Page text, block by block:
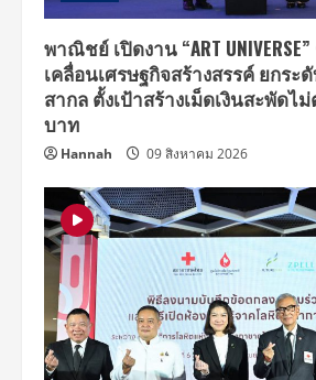
พาณิชย์ เปิดงาน “ART
เคลื่อนเศรษฐกิจสร้างสรรค์ ยกร
สากล ตั้งเป้าสร้างเม็ดเงินสะพัดไ
บาท
Hannah 09 สิงหาคม 2026